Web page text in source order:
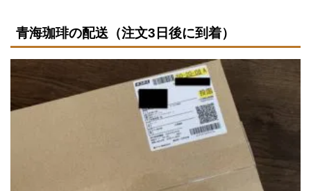
青海珈琲の配送（注文3日後に到着）